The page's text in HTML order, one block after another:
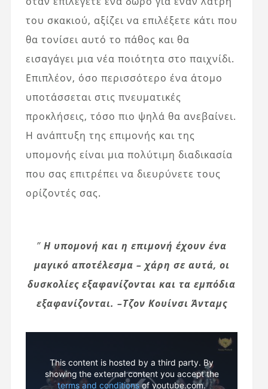
του σκακιού, αξίζει να επιλέξετε κάτι που
θα τονίσει αυτό το πάθος και θα
εισαγάγει μια νέα ποιότητα στο παιχνίδι.
Επιπλέον, όσο περισσότερο ένα άτομο
υποτάσσεται στις πνευματικές
προκλήσεις, τόσο πιο ψηλά θα ανεβαίνει.
Η ανάπτυξη της επιμονής και της
υπομονής είναι μια πολύτιμη διαδικασία
που σας επιτρέπει να διευρύνετε τους
ορίζοντές σας.
”Η υπομονή και η επιμονή έχουν ένα
μαγικό αποτέλεσμα – χάρη σε αυτά, οι
δυσκολίες εξαφανίζονται και τα εμπόδια
εξαφανίζονται. –Τζον Κουίνσι Άνταμς
This content is hosted by a third party. By
showing the external content you accept the
terms and conditionsof youtube.com.